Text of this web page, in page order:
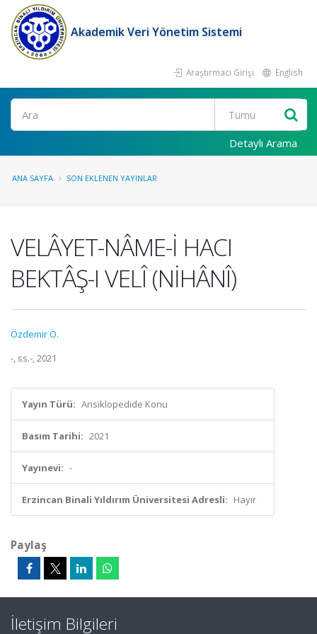
Akademik Veri Yönetim Sistemi
Araştırmacı Girişi English
Ara
Detaylı Arama
ANA SAYFA SON EKLENEN YAYINLAR
VELÂYET-NÂME-İ HACI
BEKTÂŞ-I VELÎ (NİHÂNÎ)
Özdemir Ö.
-, ss.-, 2021
Yayın Türü: Ansiklopedide Konu
Basım Tarihi: 2021
Yayınevi: -
Erzincan Binali Yıldırım Üniversitesi Adresli: Hayır
Paylaş
İletişim Bilgileri